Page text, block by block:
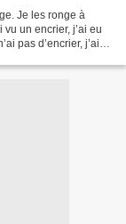
Je les ronge à
un encrier, j’ai eu
pas d’encrier, j’ai